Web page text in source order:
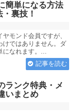
簡単になる方法
裏技！
モンド会員ですが、
けではありません。ダ
になれます。...
記事を読む
ランク特典・メ
いまとめ